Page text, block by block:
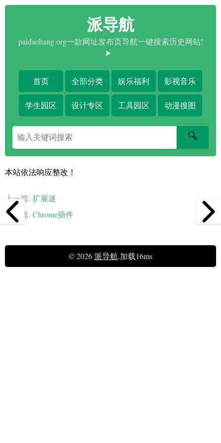
派导航
paidaohang.org一款网址发布页导航一键搜索历史网站!
首页 全部分类 娱乐福利 影视音乐
学生园区 设计专区 工具园区 动漫搜图
搜
索
字
🔍
本站依法响应整改！
上一篇: 扩展迷
下一篇: Chrome插件
© 2026派导航.加载16ms